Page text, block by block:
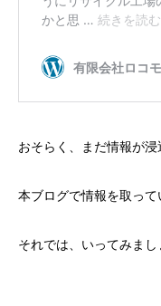
おそらく、まだ情報が浸
本ブログで情報を取って
それでは、いってみまし